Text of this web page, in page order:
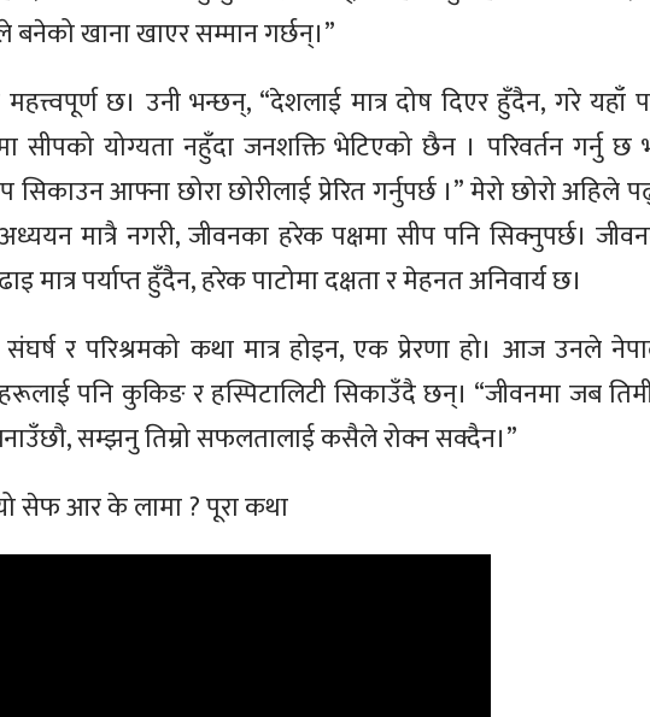
खाना खाएर सम्मान गर्छन्।”
छ। उनी भन्छन्, “देशलाई मात्र दोष दिएर हुँदैन, गरे यहाँ
सीपको योग्यता नहुँदा जनशक्ति भेटिएको छैन । परिवर्तन गर्नु छ
आफ्ना छोरा छोरीलाई प्रेरित गर्नुपर्छ ।” मेरो छोरो अहिले
मात्रै नगरी, जीवनका हरेक पक्षमा सीप पनि सिक्नुपर्छ।
पर्याप्त हुँदैन, हरेक पाटोमा दक्षता र मेहनत अनिवार्य छ।
र परिश्रमको कथा मात्र होइन, एक प्रेरणा हो। आज उनले
पनि कुकिङ र हस्पिटालिटी सिकाउँदै छन्। “जीवनमा जब
सम्झनु तिम्रो सफलतालाई कसैले रोक्न सक्दैन।”
सेफ आर के लामा ? पूरा कथा